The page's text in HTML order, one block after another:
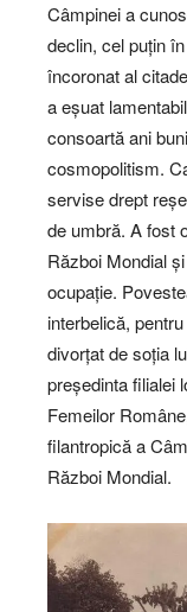
Câmpinei a
declin, cel puțin
încoronat al
a eșuat
consoartă ani
cosmopolitism.
servise drept
de umbră. A fost
Război Mondial
ocupație.
interbelică,
divorțat de soția
președinta filialei
Femeilor
filantropică a
Război Mondial.